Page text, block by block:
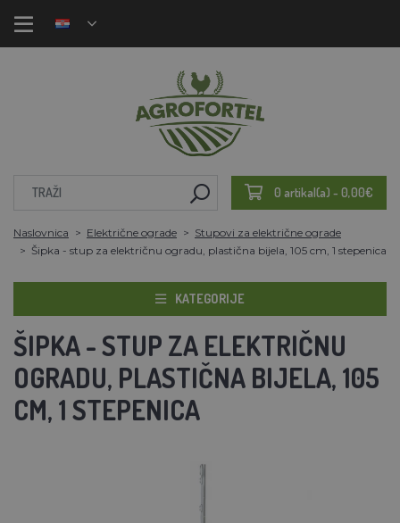
0 artikal(a) - 0,00€
Naslovnica Električne ograde
Stupovi za električne ograde
Šipka - stup za električnu ogradu, plastična bijela, 105 cm, 1 stepenica
KATEGORIJE
ŠIPKA - STUP ZA ELEKTRIČNU
OGRADU, PLASTIČNA BIJELA, 105
CM, 1 STEPENICA